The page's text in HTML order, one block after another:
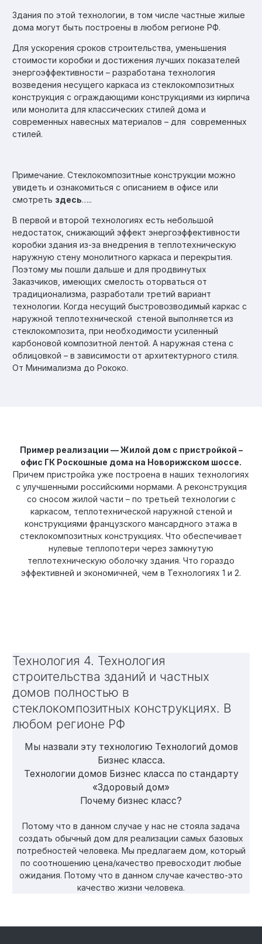
Здания по этой технологии, в том числе частные жилые
дома могут быть построены в любом регионе РФ.
Для ускорения сроков строительства, уменьшения
стоимости коробки и достижения лучших показателей
энергоэффективности – разработана технология
возведения несущего каркаса из стеклокомпозитных
конструкция с ограждающими конструкциями из кирпича
или монолита для классических стилей дома и
современных навесных материалов – для современных
стилей.
Примечание. Стеклокомпозитные конструкции можно
увидеть и ознакомиться с описанием в офисе или
смотреть здесь…..
В первой и второй технологиях есть небольшой
недостаток, снижающий эффект энергоэффективности
коробки здания из-за внедрения в теплотехническую
наружную стену монолитного каркаса и перекрытия.
Поэтому мы пошли дальше и для продвинутых
Заказчиков, имеющих смелость оторваться от
традиционализма, разработали третий вариант
технологии. Когда несущий быстровозводимый каркас с
наружной теплотехнической стеной выполняется из
стеклокомпозита, при необходимости усиленный
карбоновой композитной лентой. А наружная стена с
облицовкой – в зависимости от архитектурного стиля.
От Минимализма до Рококо.
Пример реализации — Жилой дом с пристройкой –
офис ГК Роскошные дома на Новорижском шоссе.
Причем пристройка уже построена в наших технологиях
с улучшенными российскими нормами. А реконструкция
со сносом жилой части – по третьей технологии с
каркасом, теплотехнической наружной стеной и
конструкциями французского мансардного этажа в
стеклокомпозитных конструкциях. Что обеспечивает
нулевые теплопотери через замкнутую
теплотехническую оболочку здания. Что гораздо
эффективней и экономичней, чем в Технологиях 1 и 2.
Технология 4. Технология
строительства зданий и частных
домов полностью в
стеклокомпозитных конструкциях. В
любом регионе РФ
Мы назвали эту технологию Технологий домов
Бизнес класса.
Технологии домов Бизнес класса по стандарту
«Здоровый дом»
Почему бизнес класс?
Потому что в данном случае у нас не стояла задача
создать обычный дом для реализации самых базовых
потребностей человека. Мы предлагаем дом, который
по соотношению цена/качество превосходит любые
ожидания. Потому что в данном случае качество-это
качество жизни человека.